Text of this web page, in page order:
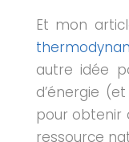
Et mon
autre idée
d’énergie
pour obtenir
ressource